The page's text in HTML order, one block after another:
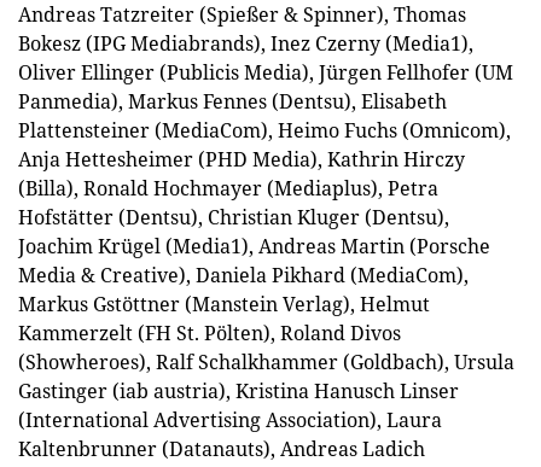
Andreas Tatzreiter (Spießer & Spinner), Thomas
Bokesz (IPG Mediabrands), Inez Czerny (Media1),
Oliver Ellinger (Publicis Media), Jürgen Fellhofer (UM
Panmedia), Markus Fennes (Dentsu), Elisabeth
Plattensteiner (MediaCom), Heimo Fuchs (Omnicom),
Anja Hettesheimer (PHD Media), Kathrin Hirczy
(Billa), Ronald Hochmayer (Mediaplus), Petra
Hofstätter (Dentsu), Christian Kluger (Dentsu),
Joachim Krügel (Media1), Andreas Martin (Porsche
Media & Creative), Daniela Pikhard (MediaCom),
Markus Gstöttner (Manstein Verlag), Helmut
Kammerzelt (FH St. Pölten), Roland Divos
(Showheroes), Ralf Schalkhammer (Goldbach), Ursula
Gastinger (iab austria), Kristina Hanusch Linser
(International Advertising Association), Laura
Kaltenbrunner (Datanauts), Andreas Ladich